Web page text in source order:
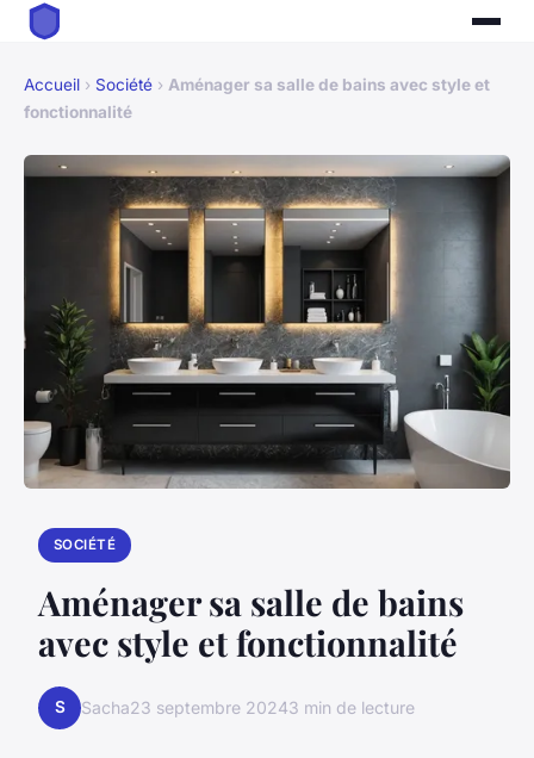
Accueil › Société › Aménager sa salle de bains avec style et
fonctionnalité
SOCIÉTÉ
Aménager sa salle de bains
avec style et fonctionnalité
S Sacha23 septembre 20243 min de lecture